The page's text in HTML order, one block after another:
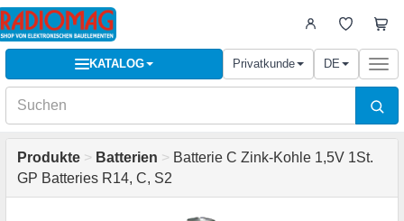
KATALOG Privatkunde DE
Produkte > Batterien > Batterie C Zink-Kohle 1,5V 1St.
GP Batteries R14, C, S2